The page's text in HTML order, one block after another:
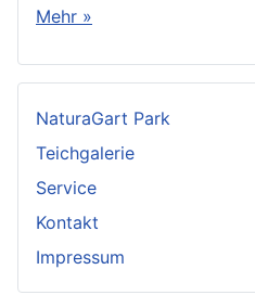
Mehr »
NaturaGart Park
Teichgalerie
Service
Kontakt
Impressum